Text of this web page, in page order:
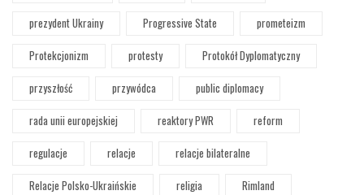
prezydent Ukrainy
Progressive State
prometeizm
Protekcjonizm
protesty
Protokół Dyplomatyczny
przyszłość
przywódca
public diplomacy
rada unii europejskiej
reaktory PWR
reform
regulacje
relacje
relacje bilateralne
Relacje Polsko-Ukraińskie
religia
Rimland